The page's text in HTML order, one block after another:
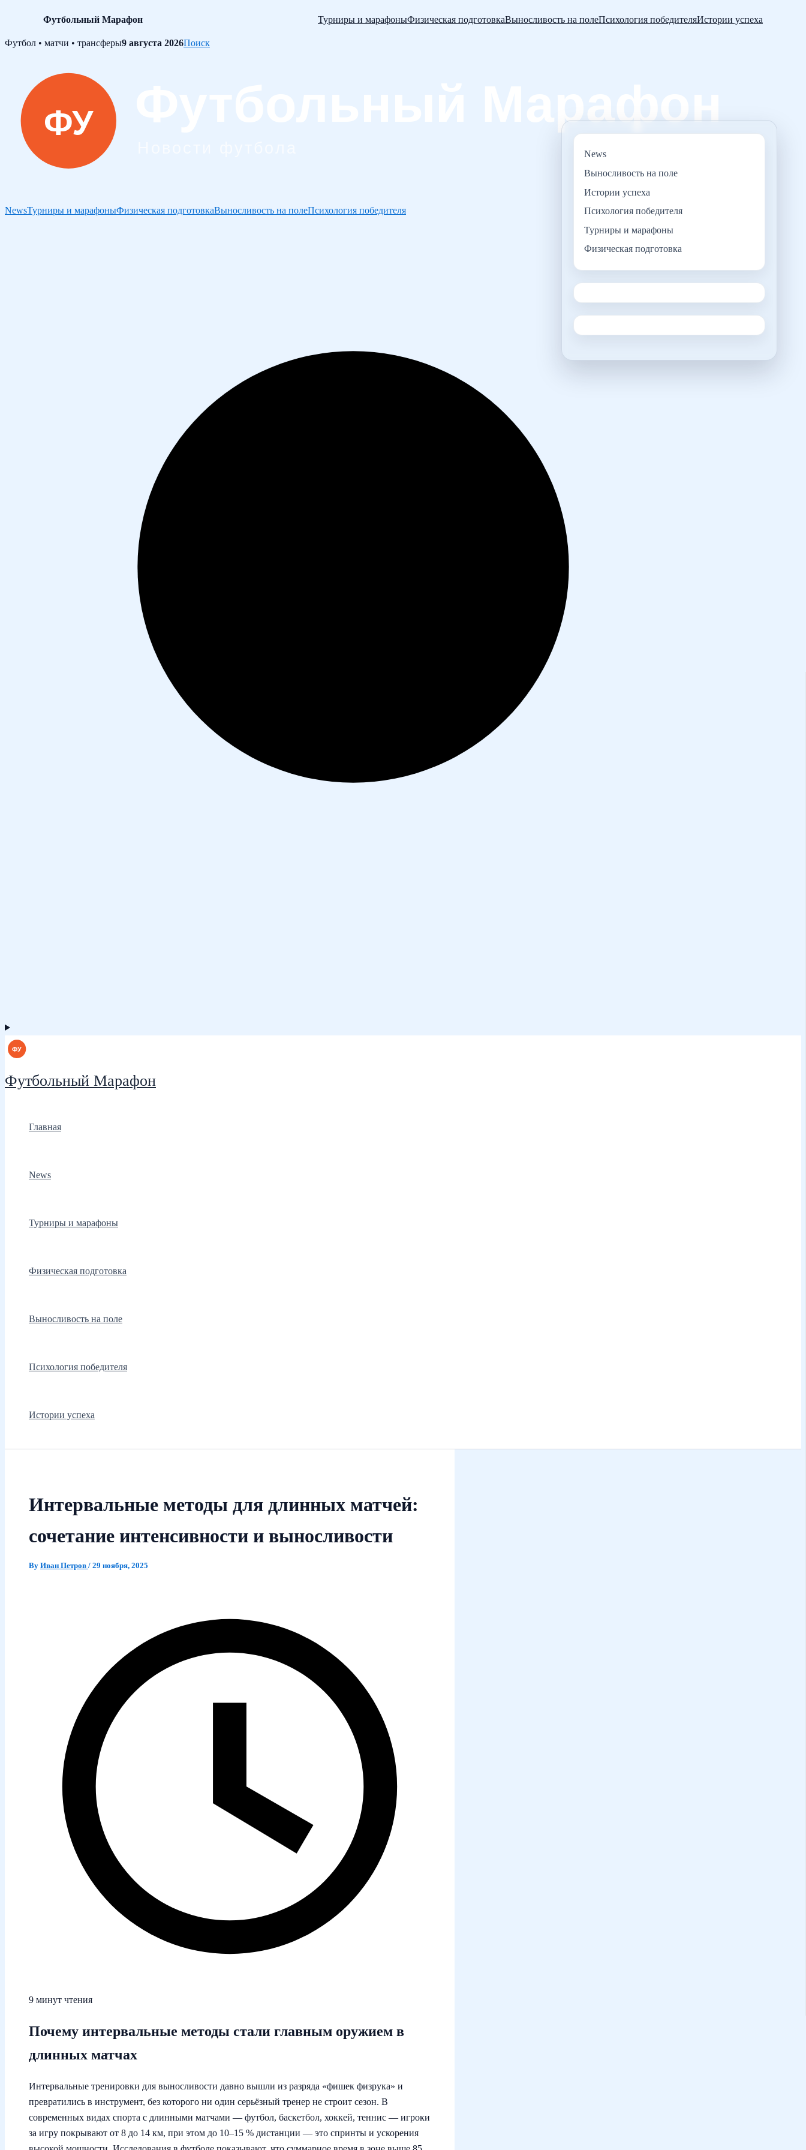
Футбольный Марафон Турниры и марафоныФизическая подготовкаВыносливость на полеПсихология победителяИстории успеха
Skip
Футбол • матчи • трансферы9 августа 2026Поиск
NewsТурниры и марафоныФизическая подготовкаВыносливость на полеПсихология победителя
Футбольный Марафон
Главная
News
Турниры и марафоны
Физическая подготовка
Выносливость на поле
Психология победителя
Истории успеха
Интервальные методы для длинных матчей:
сочетание интенсивности и выносливости
By Иван Петров / 29 ноября, 2025
9 минут чтения
Почему интервальные методы стали главным оружием в
длинных матчах
Интервальные тренировки для выносливости давно вышли из разряда «фишек физрука» и
превратились в инструмент, без которого ни один серьёзный тренер не строит сезон. В
современных видах спорта с длинными матчами — футбол, баскетбол, хоккей, теннис — игроки
за игру покрывают от 8 до 14 км, при этом до 10–15 % дистанции — это спринты и ускорения
News
Выносливость на поле
Истории успеха
Психология победителя
Турниры и марафоны
Физическая подготовка